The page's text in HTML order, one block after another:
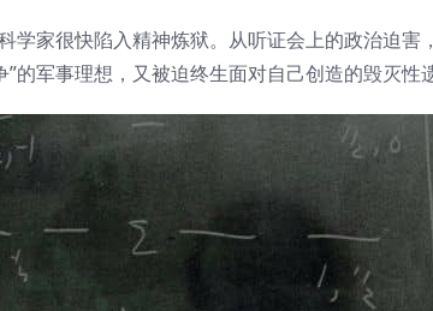
学家很快陷入精神炼狱。从听证会上的政治迫害
军事理想，又被迫终生面对自己创造的毁灭性遗